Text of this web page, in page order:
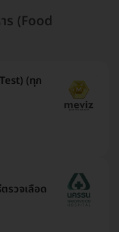
ร (Food
(ทุก
รวจเลือด